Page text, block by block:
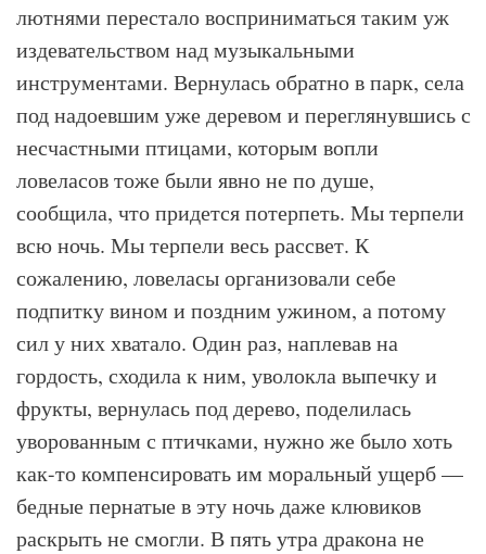
лютнями перестало восприниматься таким уж
издевательством над музыкальными
инструментами. Вернулась обратно в парк, села
под надоевшим уже деревом и переглянувшись с
несчастными птицами, которым вопли
ловеласов тоже были явно не по душе,
сообщила, что придется потерпеть. Мы терпели
всю ночь. Мы терпели весь рассвет. К
сожалению, ловеласы организовали себе
подпитку вином и поздним ужином, а потому
сил у них хватало. Один раз, наплевав на
гордость, сходила к ним, уволокла выпечку и
фрукты, вернулась под дерево, поделилась
уворованным с птичками, нужно же было хоть
как-то компенсировать им моральный ущерб —
бедные пернатые в эту ночь даже клювиков
раскрыть не смогли. В пять утра дракона не